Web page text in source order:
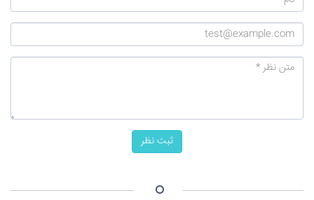
ثبت نظر